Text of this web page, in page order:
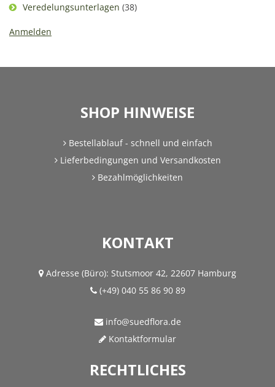
Veredelungsunterlagen (38)
Anmelden
SHOP HINWEISE
Bestellablauf - schnell und einfach
Lieferbedingungen und Versandkosten
Bezahlmöglichkeiten
KONTAKT
Adresse (Büro): Stutsmoor 42, 22607 Hamburg
(+49) 040 55 86 90 89
info@suedflora.de
Kontaktformular
RECHTLICHES